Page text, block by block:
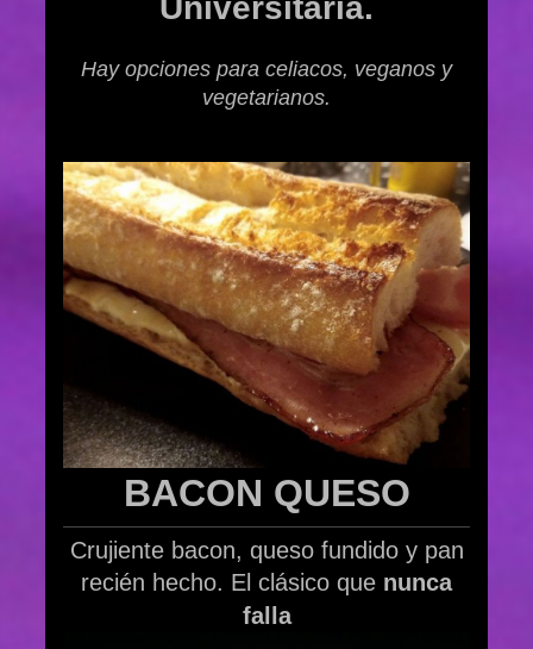
Hay opciones para celiacos, veganos y
vegetarianos.
BACON QUESO
Crujiente bacon, queso fundido y pan
recién hecho. El clásico que nunca
falla